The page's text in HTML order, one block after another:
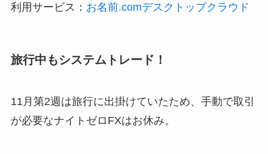
利用サービス： お名前.comデスクトップクラウド
旅行中もシステムトレード！
11月第2週は旅行に出掛けていたため、手動で取引
が必要なナイトゼロFXはお休み。